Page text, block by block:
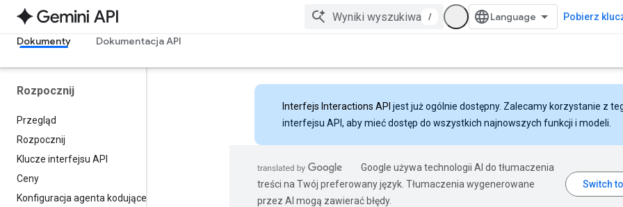
/ Pobierz
Dokumenty Dokumentacja API
Rozpocznij
Przegląd
Rozpocznij
Klucze interfejsu API
Ceny
Konfiguracja agenta kodującego
Interfejs Interactions API jest już ogólnie dostępny. Zalecamy korzystanie z
interfejsu API, aby mieć dostęp do wszystkich najnowszych funkcji i modeli.
Google używa technologii AI do tłumaczenia
treści na Twój preferowany język. Tłumaczenia wygenerowane
przez AI mogą zawierać błędy.